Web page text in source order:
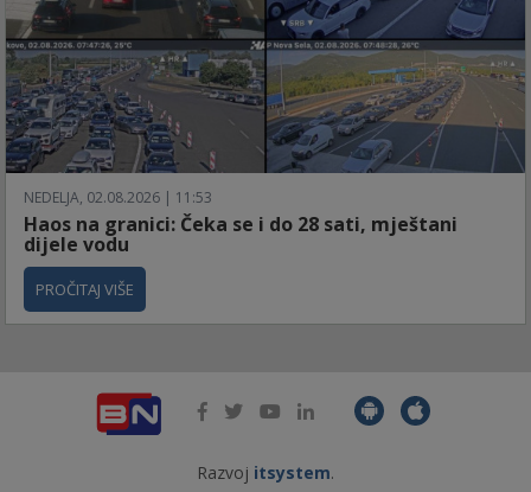
NEDELJA, 02.08.2026 | 11:53
Haos na granici: Čeka se i do 28 sati, mještani
dijele vodu
PROČITAJ VIŠE
Razvoj itsystem.